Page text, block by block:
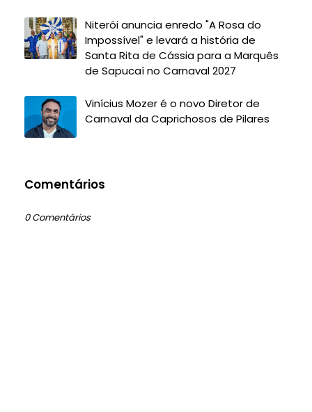
Niterói anuncia enredo "A Rosa do
Impossível" e levará a história de
Santa Rita de Cássia para a Marquês
de Sapucaí no Carnaval 2027
Vinícius Mozer é o novo Diretor de
Carnaval da Caprichosos de Pilares
Comentários
0 Comentários